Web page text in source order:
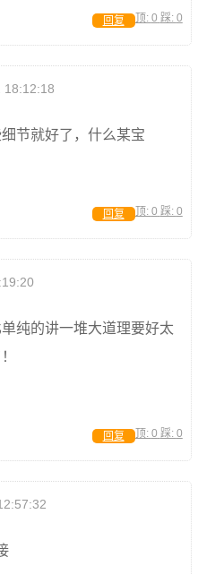
顶: 0 踩: 0
回复
18:12:18
节就好了，什么某宝
顶: 0 踩: 0
回复
纯的讲一堆大道理要好太
顶: 0 踩: 0
回复